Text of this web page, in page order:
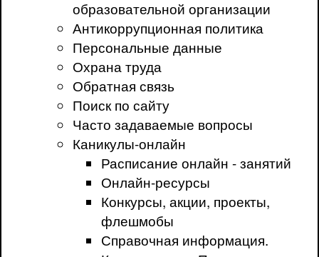
образовательной организации
Антикоррупционная политика
Персональные данные
Охрана труда
Обратная связь
Поиск по сайту
Часто задаваемые вопросы
Каникулы-онлайн
Расписание онлайн - занятий
Онлайн-ресурсы
Конкурсы, акции, проекты,
флешмобы
Справочная информация.